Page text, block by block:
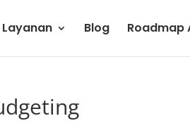
Layanan Blog Roadmap